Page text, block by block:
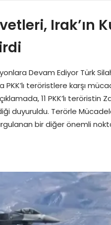
Irak’ın
Devam Ediyor Türk
teröristlere karşı
11 PKK’lı
duyuruldu. Terörle
bir diğer önemli